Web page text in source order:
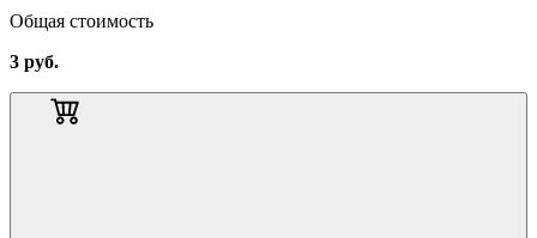
Общая стоимость
3 руб.